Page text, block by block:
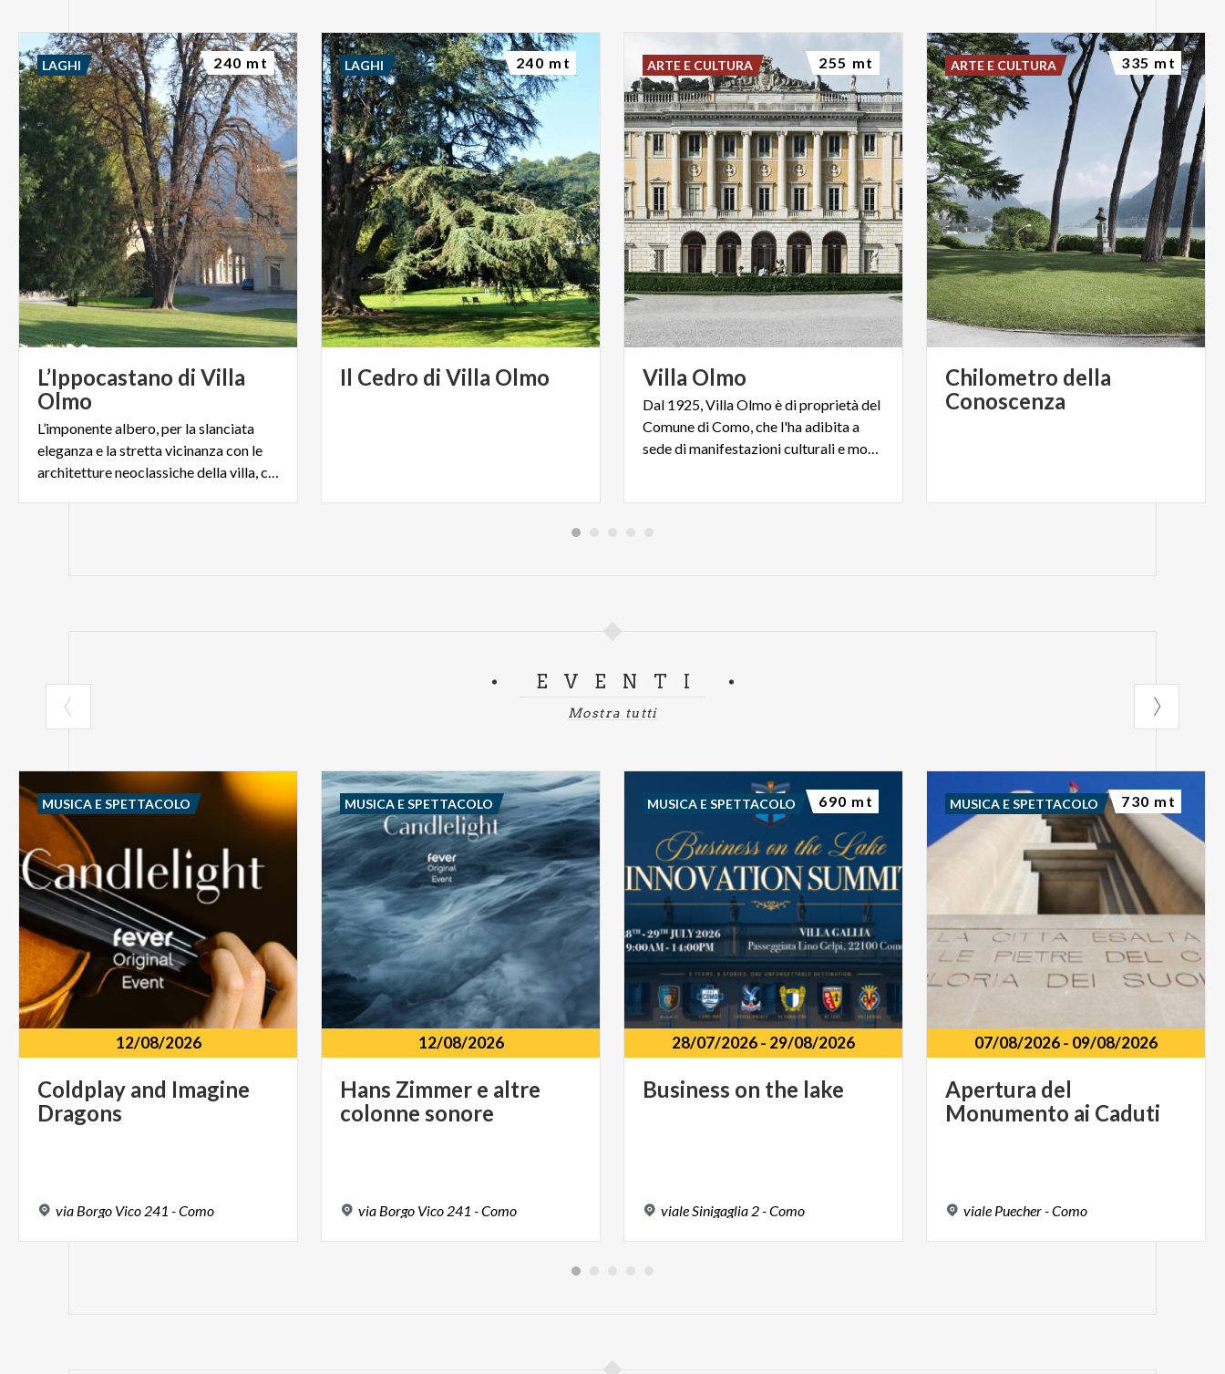
L’Ippocastano di Villa
Olmo
L’imponente albero, per la slanciata
eleganza e la stretta vicinanza con le
LAGHI 240 mt
Il Cedro di Villa Olmo
LAGHI 240 mt
Villa Olmo
Dal 1925, Villa Olmo è di proprietà del
Comune di Como, che l'ha adibita a
ARTE E CULTURA 255 mt
Chilometro della
Conoscenza
ARTE E CULTURA 335 mt
EVENTI
Mostra tutti
12/08/2026
Coldplay and Imagine
Dragons
via Borgo Vico 241 -Como
MUSICA E SPETTACOLO
12/08/2026
Hans Zimmer e altre
colonne sonore
via Borgo Vico 241 -Como
MUSICA E SPETTACOLO
28/07/2026- 29/08/2026
Business on the lake
viale Sinigaglia 2-Como
MUSICA E SPETTACOLO 690 mt
07/08/2026- 09/08/2026
Apertura del
Monumento ai Caduti
viale Puecher-Como
MUSICA E SPETTACOLO 730 mt